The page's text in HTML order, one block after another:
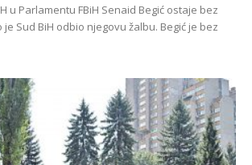
u Parlamentu FBiH Senaid Begić ostaje bez
Sud BiH odbio njegovu žalbu. Begić je bez